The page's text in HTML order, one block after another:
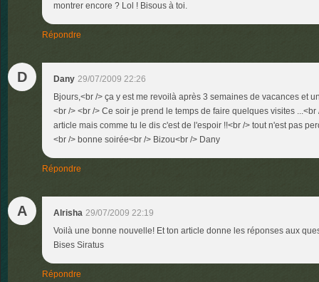
montrer encore ? Lol ! Bisous à toi.
Répondre
D Dany 29/07/2009 22:26
Bjours,<br /> ça y est me revoilà après 3 semaines de vacances et
<br /> <br /> Ce soir je prend le temps de faire quelques visites
article mais comme tu le dis c'est de l'espoir !!<br /> tout n'est pas
<br /> bonne soirée<br /> Bizou<br /> Dany
Répondre
A Alrisha 29/07/2009 22:19
Voilà une bonne nouvelle! Et ton article donne les réponses aux
Bises Siratus
Répondre